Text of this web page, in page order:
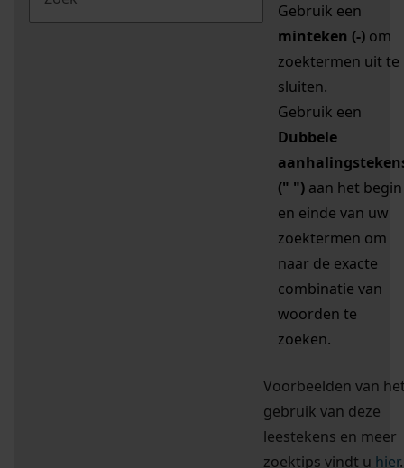
Gebruik een
minteken (-) om
zoektermen uit te
sluiten.
Gebruik een
Dubbele
(" ") aan het begin
en einde van uw
zoektermen om
naar de exacte
combinatie van
woorden te
zoeken.
Voorbeelden van
gebruik van deze
leestekens en meer
zoektips vindt u hier.